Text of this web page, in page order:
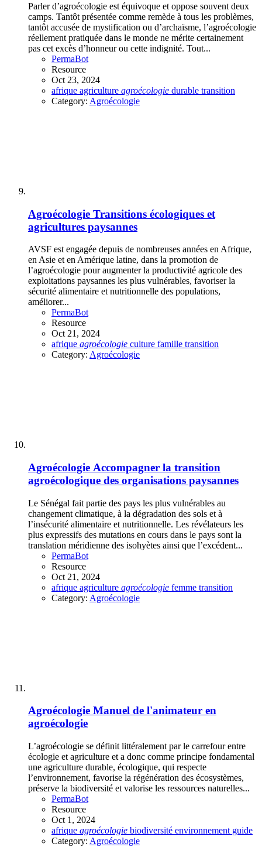
Parler d’agroécologie est équivoque et oppose souvent deux
camps. Tantôt présentée comme remède à tous les problèmes,
tantôt accusée de mystification ou d’archaïsme, l’agroécologie
réellement pratiquée dans le monde ne mérite certainement
pas cet excès d’honneur ou cette indignité. Tout...
PermaBot
Resource
Oct 23, 2024
afrique agriculture agroécologie durable transition
Category: Agroécologie
Agroécologie Transitions écologiques et
agricultures paysannes
AVSF est engagée depuis de nombreuses années en Afrique,
en Asie et en Amérique latine, dans la promotion de
l’agroécologie pour augmenter la productivité agricole des
exploitations paysannes les plus vulnérables, favoriser la
sécurité alimentaire et nutritionnelle des populations,
améliorer...
PermaBot
Resource
Oct 21, 2024
afrique agroécologie culture famille transition
Category: Agroécologie
Agroécologie Accompagner la transition
agroécologique des organisations paysannes
Le Sénégal fait partie des pays les plus vulnérables au
changement climatique, à la dégradation des sols et à
l’insécurité alimentaire et nutritionnelle. Les révélateurs les
plus expressifs des mutations en cours dans le pays sont la
translation méridienne des isohyètes ainsi que l’excédent...
PermaBot
Resource
Oct 21, 2024
afrique agriculture agroécologie femme transition
Category: Agroécologie
Agroécologie Manuel de l'animateur en
agroécologie
L’agroécologie se définit littéralement par le carrefour entre
écologie et agriculture et a donc comme principe fondamental
une agriculture durable, écologique, qui respecte
l’environnement, favorise la régénération des écosystèmes,
préserve la biodiversité et valorise les ressources naturelles...
PermaBot
Resource
Oct 1, 2024
afrique agroécologie biodiversité environnement guide
Category: Agroécologie